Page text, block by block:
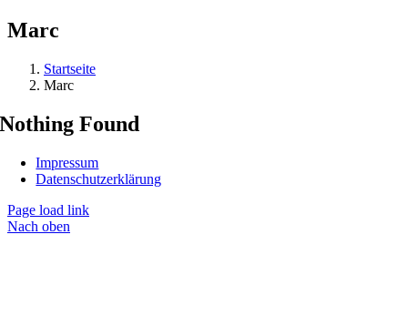
Marc
Startseite
Marc
Nothing Found
Impressum
Datenschutzerklärung
Page load link
Nach oben